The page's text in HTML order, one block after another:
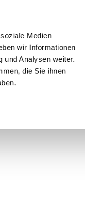
Medien
wir Informationen
und Analysen weiter.
die Sie ihnen